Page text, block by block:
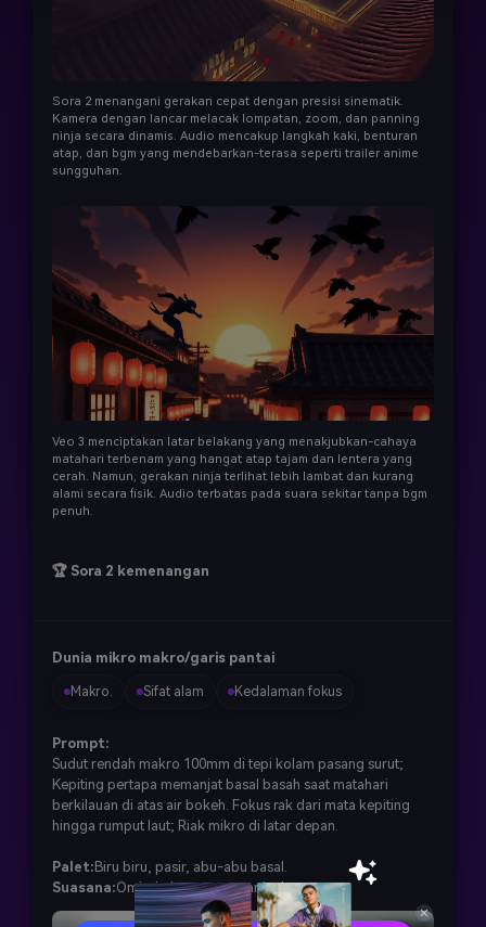
Sora 2 menangani gerakan cepat dengan presisi sinematik.
Kamera dengan lancar melacak lompatan, zoom, dan panning
ninja secara dinamis. Audio mencakup langkah kaki, benturan
atap, dan bgm yang mendebarkan-terasa seperti trailer anime
sungguhan.
Veo 3 menciptakan latar belakang yang menakjubkan-cahaya
matahari terbenam yang hangat atap tajam dan lentera yang
cerah. Namun, gerakan ninja terlihat lebih lambat dan kurang
alami secara fisik. Audio terbatas pada suara sekitar tanpa bgm
penuh.
🏆 Sora 2 kemenangan
Dunia mikro makro/garis pantai
Makro. Sifat alam Kedalaman fokus
Prompt:
Sudut rendah makro 100mm di tepi kolam pasang surut;
Kepiting pertapa memanjat basal basah saat matahari
berkilauan di atas air bokeh. Fokus rak dari mata kepiting
hingga rumput laut; Riak mikro di latar depan.
Palet: Biru biru, pasir, abu-abu basal.
Suasana:Ombak, burung camar jauh.